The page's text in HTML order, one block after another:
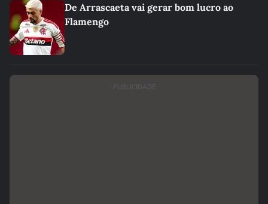
De Arrascaeta vai gerar bom lucro ao
Flamengo
PUBLICIDADE